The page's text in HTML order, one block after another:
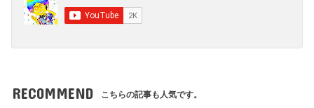
RECOMMEND こちらの記事も人気です。